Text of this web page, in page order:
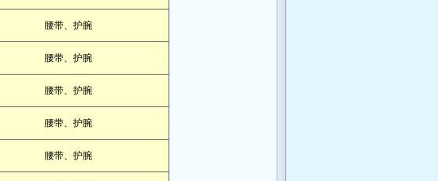
腰带、护腕
腰带、护腕
腰带、护腕
腰带、护腕
腰带、护腕